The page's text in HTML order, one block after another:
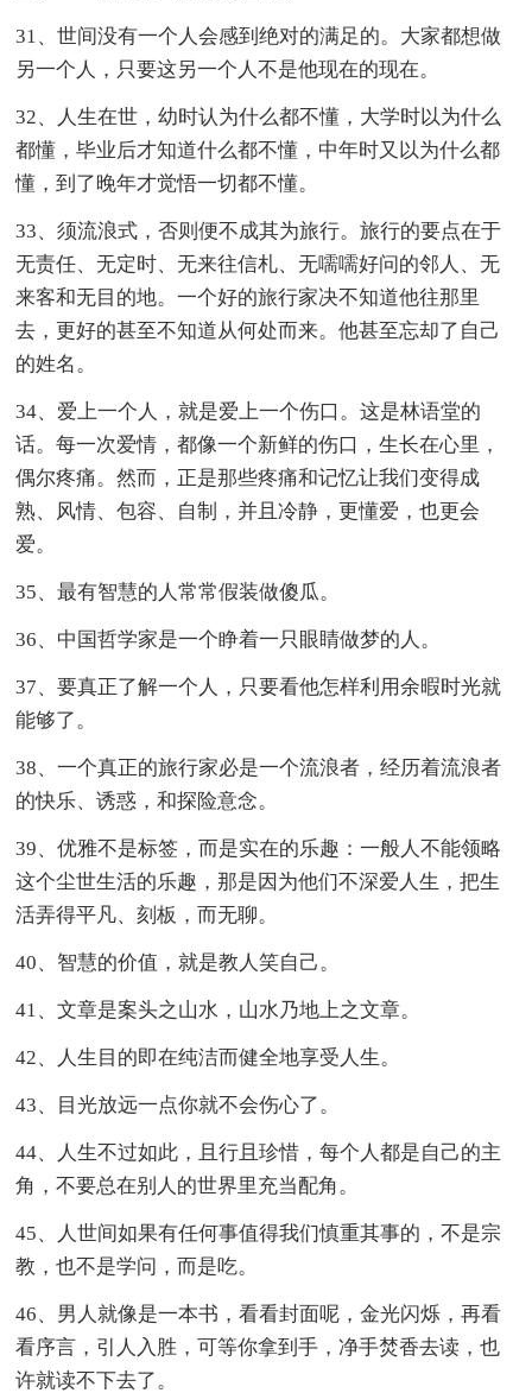
31、世间没有一个人会感到绝对的满足的。大家都想做
另一个人，只要这另一个人不是他现在的现在。
32、人生在世，幼时认为什么都不懂，大学时以为什么
都懂，毕业后才知道什么都不懂，中年时又以为什么都
懂，到了晚年才觉悟一切都不懂。
33、须流浪式，否则便不成其为旅行。旅行的要点在于
无责任、无定时、无来往信札、无嚅嚅好问的邻人、无
来客和无目的地。一个好的旅行家决不知道他往那里
去，更好的甚至不知道从何处而来。他甚至忘却了自己
的姓名。
34、爱上一个人，就是爱上一个伤口。这是林语堂的
话。每一次爱情，都像一个新鲜的伤口，生长在心里，
偶尔疼痛。然而，正是那些疼痛和记忆让我们变得成
熟、风情、包容、自制，并且冷静，更懂爱，也更会
爱。
35、最有智慧的人常常假装做傻瓜。
36、中国哲学家是一个睁着一只眼睛做梦的人。
37、要真正了解一个人，只要看他怎样利用余暇时光就
能够了。
38、一个真正的旅行家必是一个流浪者，经历着流浪者
的快乐、诱惑，和探险意念。
39、优雅不是标签，而是实在的乐趣：一般人不能领略
这个尘世生活的乐趣，那是因为他们不深爱人生，把生
活弄得平凡、刻板，而无聊。
40、智慧的价值，就是教人笑自己。
41、文章是案头之山水，山水乃地上之文章。
42、人生目的即在纯洁而健全地享受人生。
43、目光放远一点你就不会伤心了。
44、人生不过如此，且行且珍惜，每个人都是自己的主
角，不要总在别人的世界里充当配角。
45、人世间如果有任何事值得我们慎重其事的，不是宗
教，也不是学问，而是吃。
46、男人就像是一本书，看看封面呢，金光闪烁，再看
看序言，引人入胜，可等你拿到手，净手焚香去读，也
许就读不下去了。